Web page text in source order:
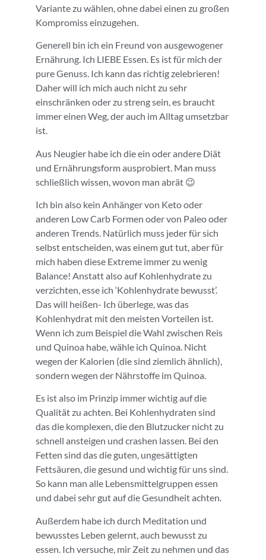
Variante zu wählen, ohne dabei einen zu großen
Kompromiss einzugehen.
Generell bin ich ein Freund von ausgewogener
Ernährung. Ich LIEBE Essen. Es ist für mich der
pure Genuss. Ich kann das richtig zelebrieren!
Daher will ich mich auch nicht zu sehr
einschränken oder zu streng sein, es braucht
immer einen Weg, der auch im Alltag umsetzbar
ist.
Aus Neugier habe ich die ein oder andere Diät
und Ernährungsform ausprobiert. Man muss
schließlich wissen, wovon man abrät 😉
Ich bin also kein Anhänger von Keto oder
anderen Low Carb Formen oder von Paleo oder
anderen Trends. Natürlich muss jeder für sich
selbst entscheiden, was einem gut tut, aber für
mich haben diese Extreme immer zu wenig
Balance! Anstatt also auf Kohlenhydrate zu
verzichten, esse ich ‘Kohlenhydrate bewusst’.
Das will heißen- Ich überlege, was das
Kohlenhydrat mit den meisten Vorteilen ist.
Wenn ich zum Beispiel die Wahl zwischen Reis
und Quinoa habe, wähle ich Quinoa. Nicht
wegen der Kalorien (die sind ziemlich ähnlich),
sondern wegen der Nährstoffe im Quinoa.
Es ist also im Prinzip immer wichtig auf die
Qualität zu achten. Bei Kohlenhydraten sind
das die komplexen, die den Blutzucker nicht zu
schnell ansteigen und crashen lassen. Bei den
Fetten sind das die guten, ungesättigten
Fettsäuren, die gesund und wichtig für uns sind.
So kann man alle Lebensmittelgruppen essen
und dabei sehr gut auf die Gesundheit achten.
Außerdem habe ich durch Meditation und
bewusstes Leben gelernt, auch bewusst zu
essen. Ich versuche, mir Zeit zu nehmen und das